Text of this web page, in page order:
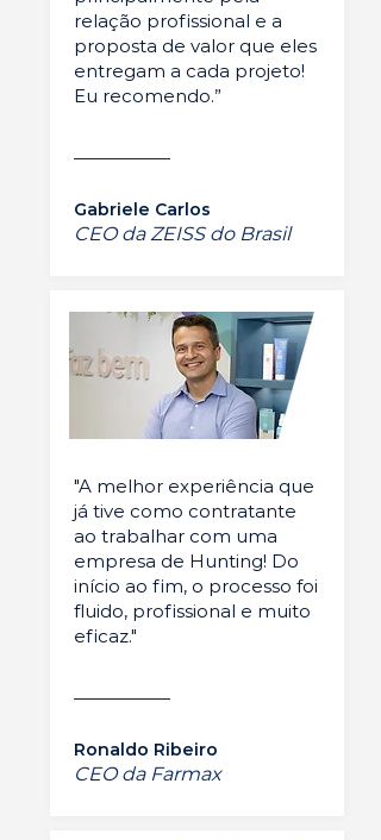
relação profissional e a
proposta de valor que eles
entregam a cada projeto!
Eu recomendo.”
Gabriele Carlos
CEO da ZEISS do Brasil
"A melhor experiência que
já tive como contratante
ao trabalhar com uma
empresa de Hunting! Do
início ao fim, o processo foi
fluido, profissional e muito
eficaz."
Ronaldo Ribeiro
CEO da Farmax